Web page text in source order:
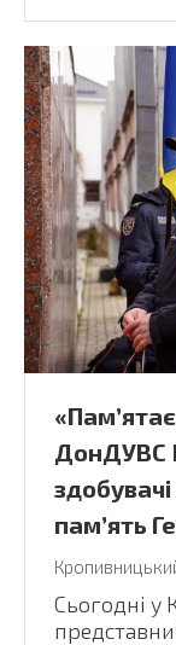
ДонДУВС
памʼять
Сьогодні